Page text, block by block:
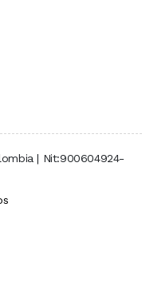
| Nit:900604924-